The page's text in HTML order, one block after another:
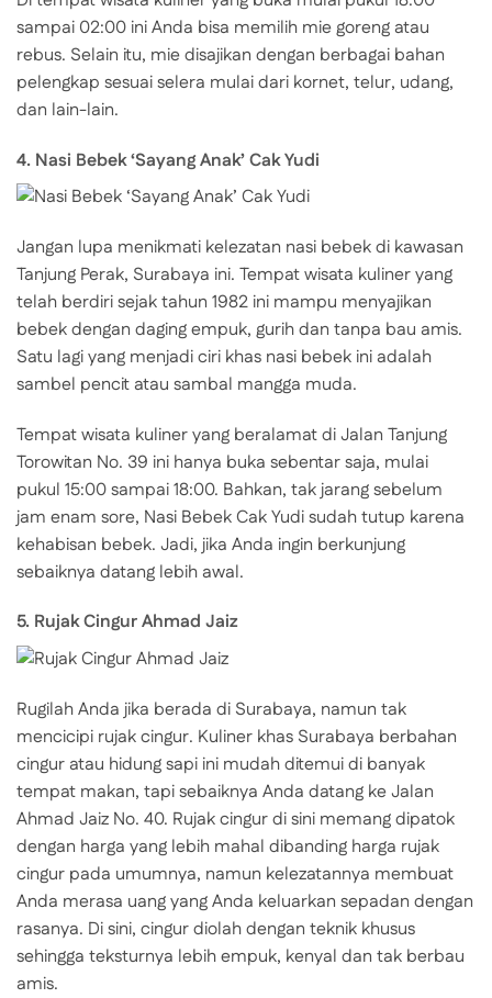
sampai 02:00 ini Anda bisa memilih mie goreng atau
rebus. Selain itu, mie disajikan dengan berbagai bahan
pelengkap sesuai selera mulai dari kornet, telur, udang,
dan lain-lain.
4. Nasi Bebek ‘Sayang Anak’ Cak Yudi
Jangan lupa menikmati kelezatan nasi bebek di kawasan
Tanjung Perak, Surabaya ini. Tempat wisata kuliner yang
telah berdiri sejak tahun 1982 ini mampu menyajikan
bebek dengan daging empuk, gurih dan tanpa bau amis.
Satu lagi yang menjadi ciri khas nasi bebek ini adalah
sambel pencit atau sambal mangga muda.
Tempat wisata kuliner yang beralamat di Jalan Tanjung
Torowitan No. 39 ini hanya buka sebentar saja, mulai
pukul 15:00 sampai 18:00. Bahkan, tak jarang sebelum
jam enam sore, Nasi Bebek Cak Yudi sudah tutup karena
kehabisan bebek. Jadi, jika Anda ingin berkunjung
sebaiknya datang lebih awal.
5. Rujak Cingur Ahmad Jaiz
Rugilah Anda jika berada di Surabaya, namun tak
mencicipi rujak cingur. Kuliner khas Surabaya berbahan
cingur atau hidung sapi ini mudah ditemui di banyak
tempat makan, tapi sebaiknya Anda datang ke Jalan
Ahmad Jaiz No. 40. Rujak cingur di sini memang dipatok
dengan harga yang lebih mahal dibanding harga rujak
cingur pada umumnya, namun kelezatannya membuat
Anda merasa uang yang Anda keluarkan sepadan dengan
rasanya. Di sini, cingur diolah dengan teknik khusus
sehingga teksturnya lebih empuk, kenyal dan tak berbau
amis.